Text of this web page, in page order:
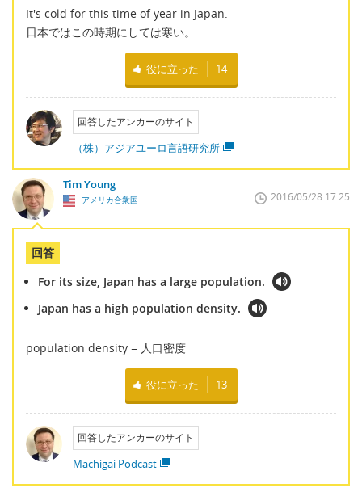
It's cold for this time of year in Japan.
日本ではこの時期にしては寒い。
役に立った 14
回答したアンカーのサイト
（株）アジアユーロ言語研究所
Tim Young
アメリカ合衆国 2016/05/28 17:25
回答
For its size, Japan has a large population.
Japan has a high population density.
population density = 人口密度
役に立った 13
回答したアンカーのサイト
Machigai Podcast